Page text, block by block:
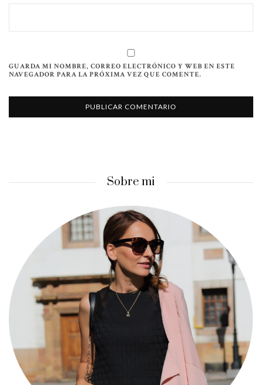
GUARDA MI NOMBRE, CORREO ELECTRÓNICO Y WEB EN ESTE
NAVEGADOR PARA LA PRÓXIMA VEZ QUE COMENTE.
Sobre mi